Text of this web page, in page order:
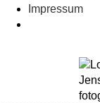
Impressum